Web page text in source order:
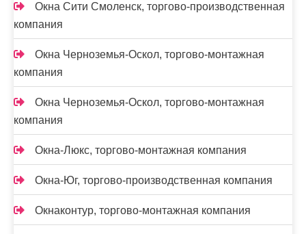
Окна Сити Смоленск, торгово-производственная
компания
Окна Черноземья-Оскол, торгово-монтажная
компания
Окна Черноземья-Оскол, торгово-монтажная
компания
Окна-Люкс, торгово-монтажная компания
Окна-Юг, торгово-производственная компания
Окнаконтур, торгово-монтажная компания